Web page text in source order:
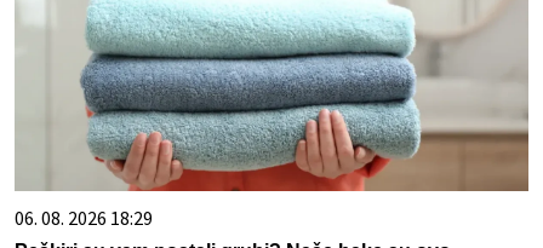
06. 08. 2026 18:29